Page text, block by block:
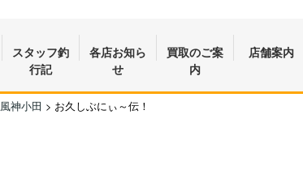
スタッフ釣
行記
各店お知ら
せ
買取のご案
内
店舗案内
風神小田 > お久しぶにぃ～伝！